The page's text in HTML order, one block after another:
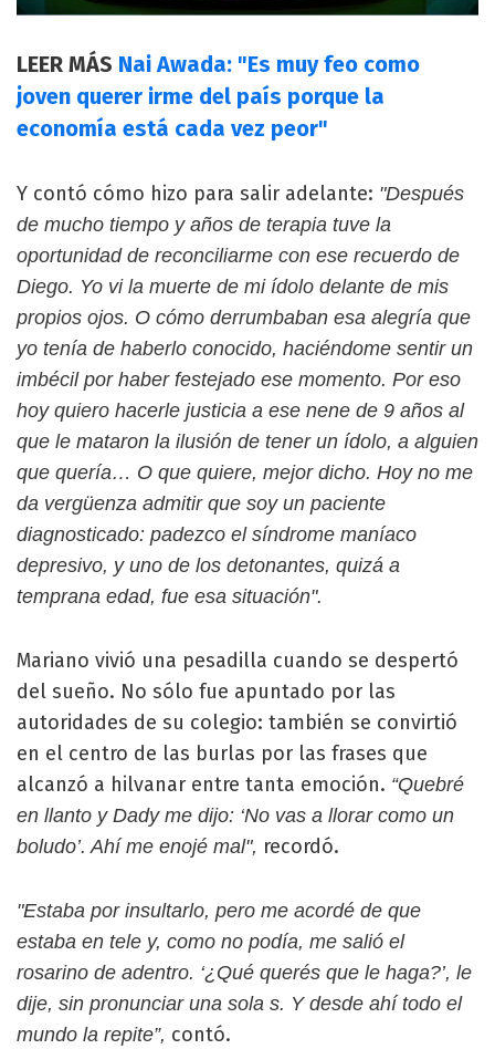
LEER MÁS Nai Awada: "Es muy feo como
joven querer irme del país porque la
economía está cada vez peor"
Y contó cómo hizo para salir adelante: "Después
de mucho tiempo y años de terapia tuve la
oportunidad de reconciliarme con ese recuerdo de
Diego. Yo vi la muerte de mi ídolo delante de mis
propios ojos. O cómo derrumbaban esa alegría que
yo tenía de haberlo conocido, haciéndome sentir un
imbécil por haber festejado ese momento. Por eso
hoy quiero hacerle justicia a ese nene de 9 años al
que le mataron la ilusión de tener un ídolo, a alguien
que quería… O que quiere, mejor dicho. Hoy no me
da vergüenza admitir que soy un paciente
diagnosticado: padezco el síndrome maníaco
depresivo, y uno de los detonantes, quizá a
temprana edad, fue esa situación".
Mariano vivió una pesadilla cuando se despertó
del sueño. No sólo fue apuntado por las
autoridades de su colegio: también se convirtió
en el centro de las burlas por las frases que
alcanzó a hilvanar entre tanta emoción. “Quebré
en llanto y Dady me dijo: ‘No vas a llorar como un
boludo’. Ahí me enojé mal", recordó.
"Estaba por insultarlo, pero me acordé de que
estaba en tele y, como no podía, me salió el
rosarino de adentro. ‘¿Qué querés que le haga?’, le
dije, sin pronunciar una sola s. Y desde ahí todo el
mundo la repite”, contó.